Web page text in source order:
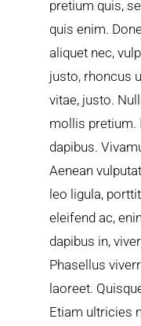
pretium quis,
quis enim.
aliquet nec,
justo, rhoncus
vitae, justo.
mollis pretium.
dapibus.
Aenean
leo ligula,
eleifend ac,
dapibus in,
Phasellus
laoreet.
Etiam ultricies